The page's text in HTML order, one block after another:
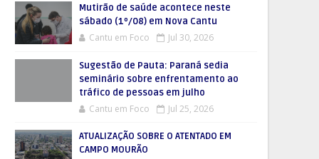
Mutirão de saúde acontece neste
sábado (1º/08) em Nova Cantu
Cantu em Foco Jul 30, 2026
Sugestão de Pauta: Paraná sedia
seminário sobre enfrentamento ao
tráfico de pessoas em julho
Cantu em Foco Jul 25, 2026
ATUALIZAÇÃO SOBRE O ATENTADO EM
CAMPO MOURÃO